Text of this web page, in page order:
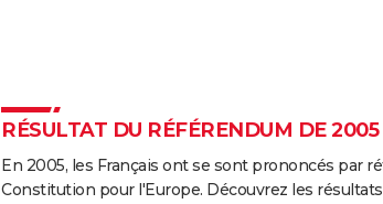
RÉSULTAT DU RÉFÉRENDUM DE
En 2005, les Français ont se sont prononcés par
Constitution pour l'Europe. Découvrez les